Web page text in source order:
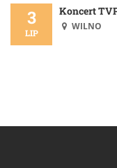
3
LIP
Koncert
WILNO